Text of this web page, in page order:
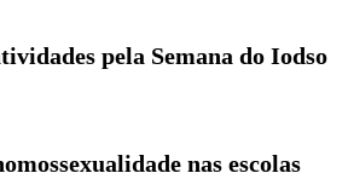
pela Semana do Iodso
nas escolas